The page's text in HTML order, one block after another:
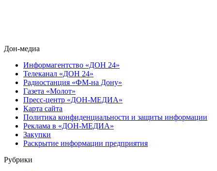
Дон-медиа
Информагентство «ДОН 24»
Телеканал «ДОН 24»
Радиостанция «ФМ-на Дону»
Газета «Молот»
Пресс-центр «ДОН-МЕДИА»
Карта сайта
Политика конфиденциальности и защиты информации
Реклама в «ДОН-МЕДИА»
Закупки
Раскрытие информации предприятия
Рубрики